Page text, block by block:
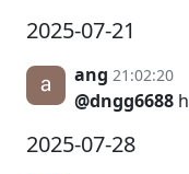
2025-07-21
ang 21:02:20
@dngg6688
2025-07-28